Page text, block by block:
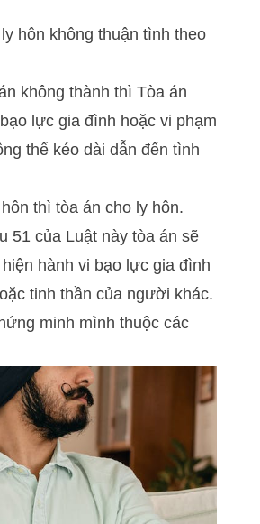
hôn không thuận tình theo
không thành thì Tòa án
lực gia đình hoặc vi phạm
thể kéo dài dẫn đến tình
thì tòa án cho ly hôn.
51 của Luật này tòa án sẽ
hành vi bạo lực gia đình
tinh thần của người khác.
minh mình thuộc các